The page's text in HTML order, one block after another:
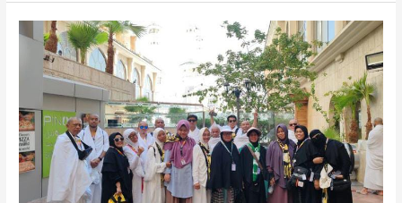
Paket
Umroh
Mesir
November
2026
Cairo
Alexandria